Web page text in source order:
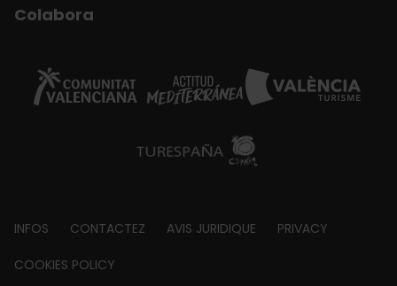
Colabora
Footer
about
INFOS CONTACTEZ AVIS JURIDIQUE PRIVACY
COOKIES POLICY